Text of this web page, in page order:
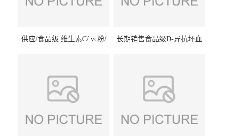
供应/食品级 维生素C/ vc粉/
长期销售食品级D-异抗坏血